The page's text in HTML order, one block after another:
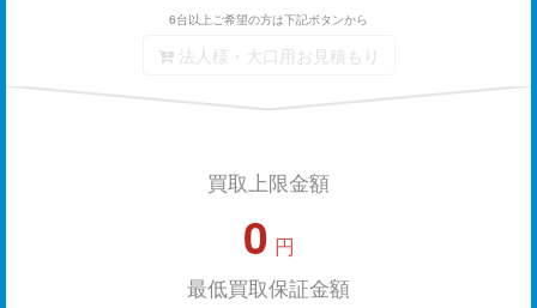
6台以上ご希望の方は下記ボタンから
法人様・大口用お見積もり
買取上限金額
0 円
最低買取保証金額